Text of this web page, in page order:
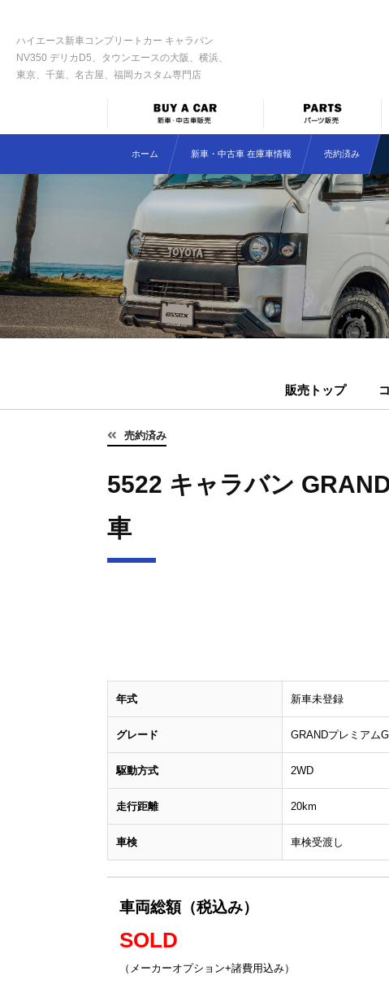
ハイエース新車コンプリートカー キャラバン
NV350 デリカD5、タウンエースの大阪、横浜、
東京、千葉、名古屋、福岡カスタム専門店
ホーム 新車・中古車 在庫車情報 売約済み
販売トップ
売約済み
5522 キャラバン
車
年式 新車未登録
グレード GRANDプレミアム
駆動方式 2WD
走行距離 20km
車検 車検受渡し
車両総額（税込み）
SOLD
（メーカーオプション+諸費用込み）